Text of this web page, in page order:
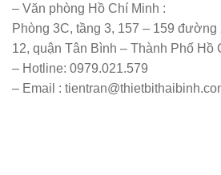
– Văn phòng Hồ Chí Minh :
Phòng 3C, tầng 3, 157 – 159
12, quận Tân Bình – Thành Phố Hồ
– Hotline: 0979.021.579
– Email :